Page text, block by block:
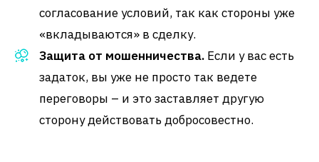
согласование условий, так как стороны уже
«вкладываются» в сделку.
Защита от мошенничества. Если у вас есть
задаток, вы уже не просто так ведете
переговоры – и это заставляет другую
сторону действовать добросовестно.